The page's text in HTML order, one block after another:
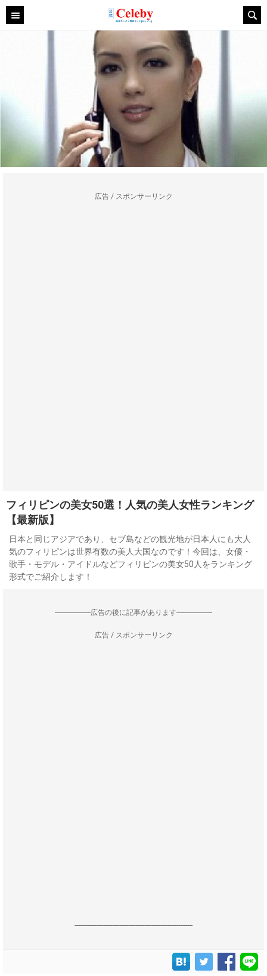
広告 / スポンサーリンク
フィリピンの美女50選！人気の美人女性ランキング
【最新版】
日本と同じアジアであり、セブ島などの観光地が日本人にも大人
気のフィリピンは世界有数の美人大国なのです！今回は、女優・
歌手・モデル・アイドルなどフィリピンの美女50人をランキング
形式でご紹介します！
--------------------広告の後に記事があります--------------------
広告 / スポンサーリンク
------------------------------------------------------------------